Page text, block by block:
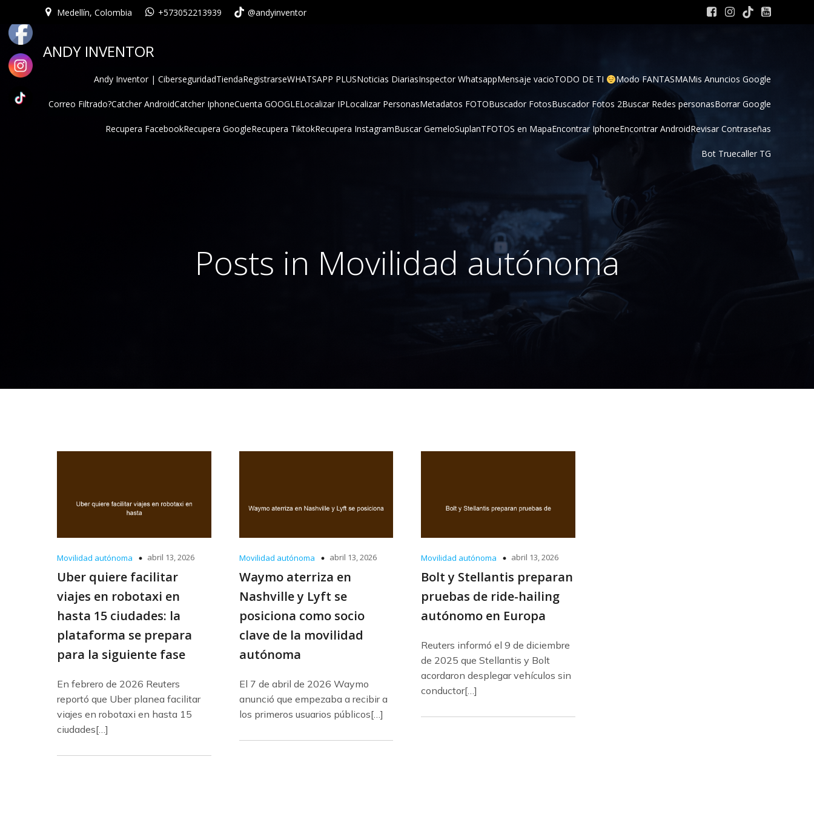
Medellín, Colombia +573052213939 @andyinventor
ANDY INVENTOR
Andy Inventor | CiberseguridadTiendaRegistrarseWHATSAPP PLUSNoticias DiariasInspector WhatsappMensaje vacioTODO DE TI Modo FANTASMAMis Anuncios Google
Correo Filtrado?Catcher AndroidCatcher IphoneCuenta GOOGLELocalizar IPLocalizar PersonasMetadatos FOTOBuscador FotosBuscador Fotos 2Buscar Redes personasBorrar Google
Recupera FacebookRecupera GoogleRecupera TiktokRecupera InstagramBuscar GemeloSuplanTFOTOS en MapaEncontrar IphoneEncontrar AndroidRevisar Contraseñas
Bot Truecaller TG
Posts in Movilidad autónoma
Movilidad autónoma abril 13, 2026
Uber quiere facilitar
viajes en robotaxi en
hasta 15 ciudades: la
plataforma se prepara
para la siguiente fase
En febrero de 2026 Reuters
reportó que Uber planea facilitar
viajes en robotaxi en hasta 15
ciudades[…]
Movilidad autónoma abril 13, 2026
Waymo aterriza en
Nashville y Lyft se
posiciona como socio
clave de la movilidad
autónoma
El 7 de abril de 2026 Waymo
anunció que empezaba a recibir a
los primeros usuarios públicos[…]
Movilidad autónoma abril 13, 2026
Bolt y Stellantis preparan
pruebas de ride-hailing
autónomo en Europa
Reuters informó el 9 de diciembre
de 2025 que Stellantis y Bolt
acordaron desplegar vehículos sin
conductor[…]